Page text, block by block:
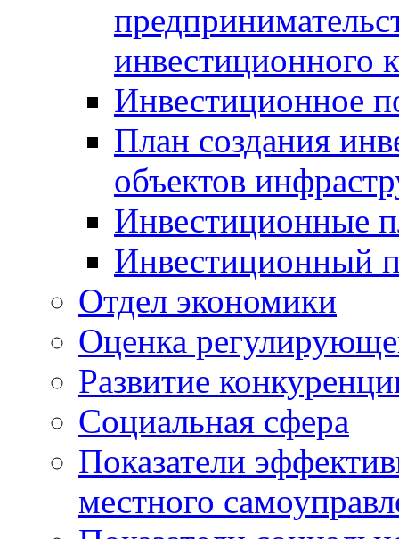
инвестиционного
Инвестиционное
План создания
объектов
Инвестиционные
Инвестиционный
Отдел экономики
Оценка
Развитие
Социальная сфера
Показатели
местного